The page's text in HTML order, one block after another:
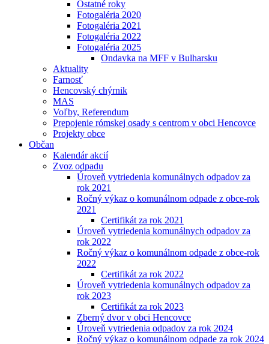
Ostatné roky
Fotogaléria 2020
Fotogaléria 2021
Fotogaléria 2022
Fotogaléria 2025
Ondavka na MFF v Bulharsku
Aktuality
Farnosť
Hencovský chýrnik
MAS
Voľby, Referendum
Prepojenie rómskej osady s centrom v obci Hencovce
Projekty obce
Občan
Kalendár akcií
Zvoz odpadu
Úroveň vytriedenia komunálnych odpadov za
rok 2021
Ročný výkaz o komunálnom odpade z obce-rok
2021
Certifikát za rok 2021
Úroveň vytriedenia komunálnych odpadov za
rok 2022
Ročný výkaz o komunálnom odpade z obce-rok
2022
Certifikát za rok 2022
Úroveň vytriedenia komunálnych odpadov za
rok 2023
Certifikát za rok 2023
Zberný dvor v obci Hencovce
Úroveň vytriedenia odpadov za rok 2024
Ročný výkaz o komunálnom odpade za rok 2024